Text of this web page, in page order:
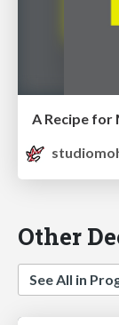
Other
See All in